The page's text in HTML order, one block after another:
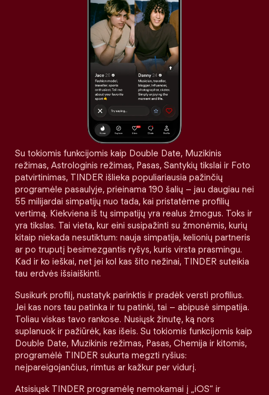
Su tokiomis funkcijomis kaip Double Date, Muzikinis
režimas, Astrologinis režimas, Pasas, Santykių tikslai ir Foto
patvirtinimas, TINDER išlieka populiariausia pažinčių
programėle pasaulyje, prieinama 190 šalių – jau daugiau nei
55 milijardai simpatijų nuo tada, kai pristatėme profilių
vertimą. Kiekviena iš tų simpatijų yra realus žmogus. Toks ir
yra tikslas. Tai vieta, kur eini susipažinti su žmonėmis, kurių
kitaip niekada nesutiktum: nauja simpatija, kelionių partneris
ar po truputį besimezgantis ryšys, kuris virsta prasmingu.
Kad ir ko ieškai, net jei kol kas šito nežinai, TINDER suteikia
tau erdvės išsiaiškinti.
Susikurk profilį, nustatyk parinktis ir pradėk versti profilius.
Jei kas nors tau patinka ir tu patinki, tai – abipusė simpatija.
Toliau viskas tavo rankose. Nusiųsk žinutę, ką nors
suplanuok ir pažiūrėk, kas išeis. Su tokiomis funkcijomis kaip
Double Date, Muzikinis režimas, Pasas, Chemija ir kitomis,
programėlė TINDER sukurta megzti ryšius:
neįpareigojančius, rimtus ar kažkur per vidurį.
Atsisiųsk TINDER programėlę nemokamai į „iOS“ ir